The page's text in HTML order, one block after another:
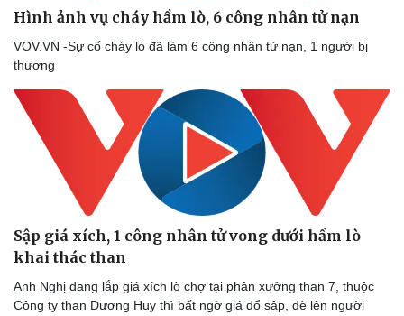
Hình ảnh vụ cháy hầm lò, 6 công nhân tử nạn
VOV.VN -Sự cố cháy lò đã làm 6 công nhân tử nạn, 1 người bị
thương
Sập giá xích, 1 công nhân tử vong dưới hầm lò
khai thác than
Anh Nghị đang lắp giá xích lò chợ tại phân xưởng than 7, thuộc
Công ty than Dương Huy thì bất ngờ giá đổ sập, đè lên người